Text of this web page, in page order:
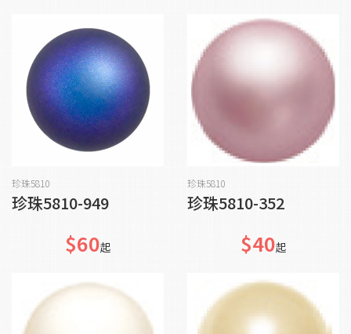
珍珠5810
珍珠5810-949
$60起
珍珠5810
珍珠5810-352
$40起